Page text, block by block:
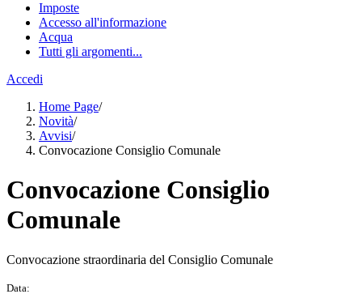
Imposte
Accesso all'informazione
Acqua
Tutti gli argomenti...
Accedi
Home Page/
Novità/
Avvisi/
Convocazione Consiglio Comunale
Convocazione Consiglio
Comunale
Convocazione straordinaria del Consiglio Comunale
Data: